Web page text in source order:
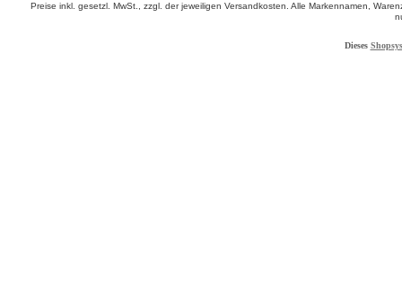
Preise inkl. gesetzl. MwSt., zzgl. der jeweiligen Versandkosten. Alle Markennamen,
Dieses